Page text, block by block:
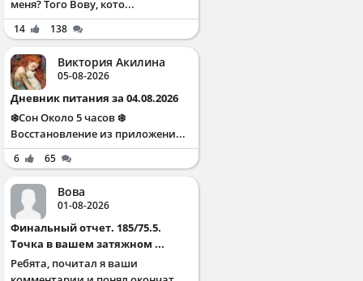
меня? Того Вову, кото...
14 138
Виктория Акилина
05-08-2026
Дневник питания за 04.08.2026
❄️Сон Около 5 часов ❄️
Восстановление из приложени...
6 65
Вова
01-08-2026
Финальный отчет. 185/75.5.
Точка в вашем затяжном ...
Ребята, почитал я ваши